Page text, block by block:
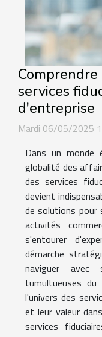
services
d'entreprise
Mardi 06/05/2025
Dans un monde
globalité des
des services
devient
de solutions pour
activités
s'entourer
démarche
naviguer avec
tumultueuses du
l'univers des
et leur valeur
services